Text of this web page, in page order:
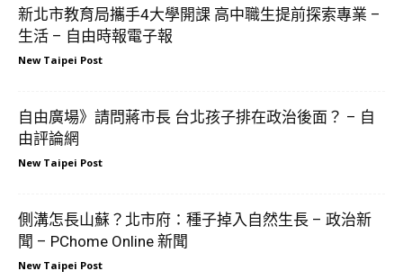
新北市教育局攜手4大學開課 高中職生提前探索專業 –
生活 – 自由時報電子報
New Taipei Post
自由廣場》請問蔣市長 台北孩子排在政治後面？ – 自
由評論網
New Taipei Post
側溝怎長山蘇？北市府：種子掉入自然生長 – 政治新
聞 – PChome Online 新聞
New Taipei Post